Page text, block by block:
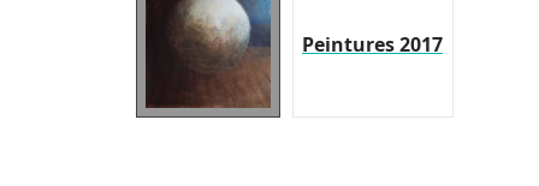
Peintures 2017